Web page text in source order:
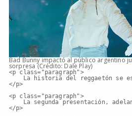
Bad Bunny impactó al público argentino
sorpresa (Crédito: Dale Play)
<p class="paragraph">
La historia del reggaetón se
</p>
<p class="paragraph">
La segunda presentación,
</p>